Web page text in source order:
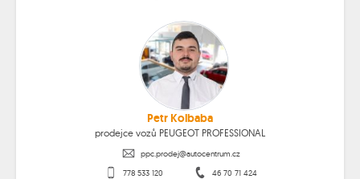
Petr Kolbaba
prodejce vozů PEUGEOT PROFESSIONAL
ppc.prodej@autocentrum.cz
778 533 120
46 70 71 424